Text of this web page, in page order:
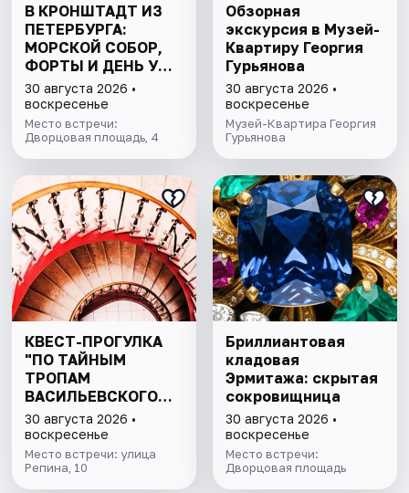
В КРОНШТАДТ ИЗ
ПЕТЕРБУРГА:
МОРСКОЙ СОБОР,
ФОРТЫ И ДЕНЬ У
ФИНСКОГО ЗАЛИВА.
ВСЁ ВКЛЮЧЕНО
30 августа 2026 •
воскресенье
Место встречи:
Дворцовая площадь, 4
Обзорная
экскурсия в Музей-
Квартиру Георгия
Гурьянова
30 августа 2026 •
воскресенье
Музей-Квартира Георгия
Гурьянова
КВЕСТ-ПРОГУЛКА
"ПО ТАЙНЫМ
ТРОПАМ
ВАСИЛЬЕВСКОГО
ОСТРОВА"
30 августа 2026 •
воскресенье
Место встречи: улица
Репина, 10
Бриллиантовая
кладовая
Эрмитажа: скрытая
сокровищница
30 августа 2026 •
воскресенье
Место встречи:
Дворцовая площадь